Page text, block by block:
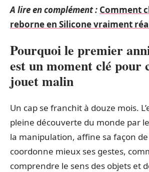
A lire en complément : Comment
reborne en Silicone vraiment
Pourquoi le premier
est un moment clé pour
jouet malin
Un cap se franchit à douze mois.
pleine découverte du monde par
la manipulation, affine sa façon de
coordonne mieux ses gestes,
comprendre le sens des objets et